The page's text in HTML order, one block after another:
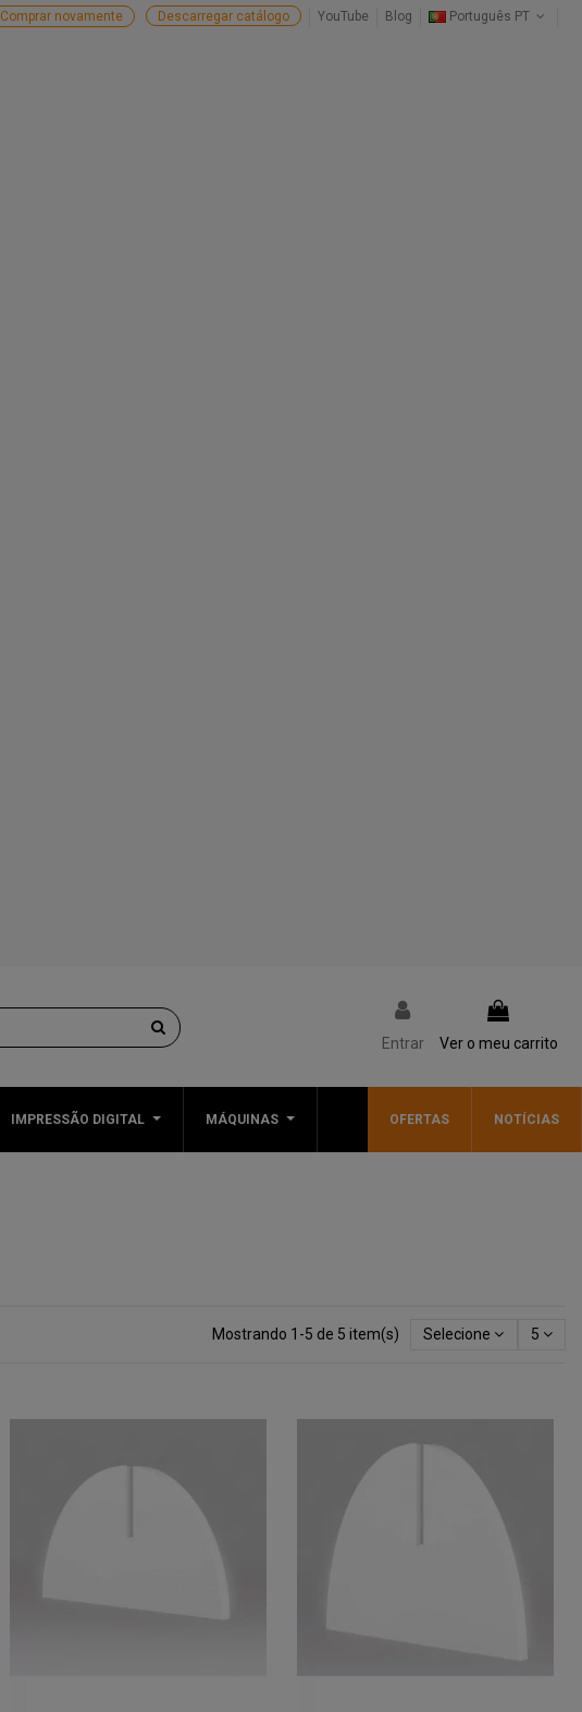
Português PT
Blog
YouTube
Descarregar catálogo
Comprar novamente
Entrar Ver o meu carrito
IMPRESSÃO DIGITAL MÁQUINAS OFERTAS NOTÍCIAS
Mostrando 1-5 de 5 item(s) Selecione 5